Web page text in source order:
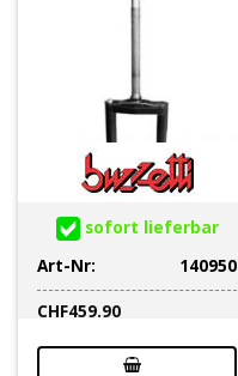
sofort lieferbar
Art-Nr:
140950
CHF459.90